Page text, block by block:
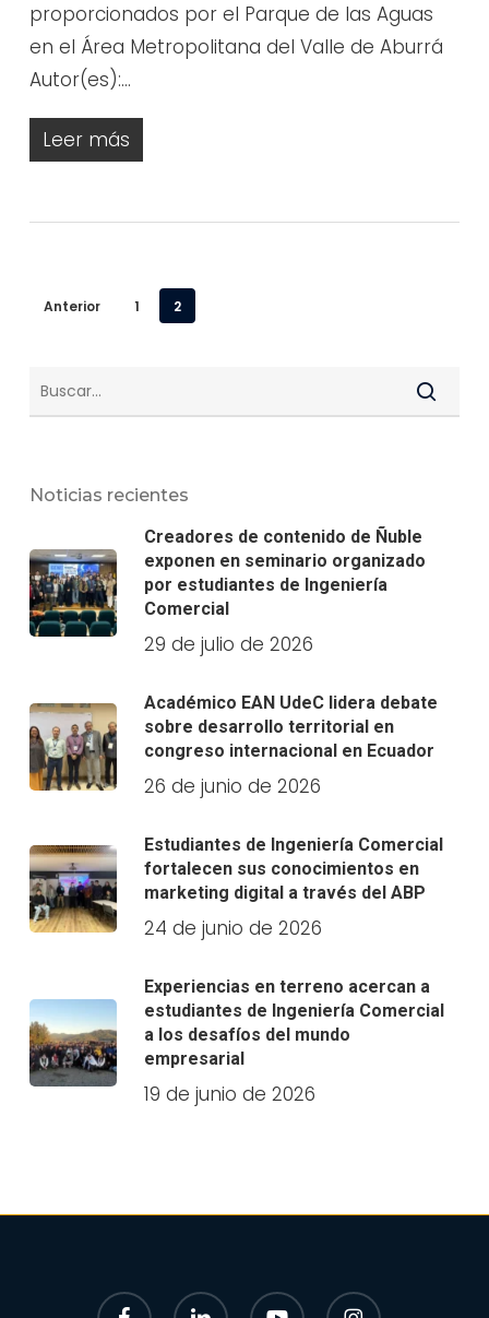
proporcionados por el Parque de las Aguas
en el Área Metropolitana del Valle de Aburrá
Autor(es):…
Leer más
Anterior 1 2
Noticias recientes
Creadores de contenido de Ñuble
exponen en seminario organizado
por estudiantes de Ingeniería
Comercial
29 de julio de 2026
Académico EAN UdeC lidera debate
sobre desarrollo territorial en
congreso internacional en Ecuador
26 de junio de 2026
Estudiantes de Ingeniería Comercial
fortalecen sus conocimientos en
marketing digital a través del ABP
24 de junio de 2026
Experiencias en terreno acercan a
estudiantes de Ingeniería Comercial
a los desafíos del mundo
empresarial
19 de junio de 2026
facebook linkedin youtube instagram